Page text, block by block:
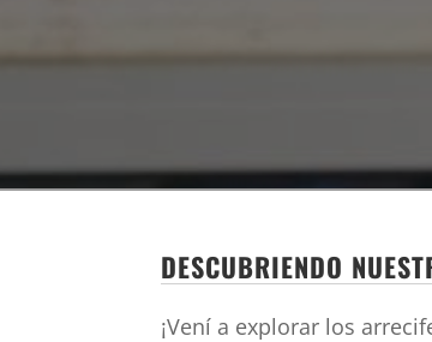
DESCUBRIENDO
¡Vení a explorar los